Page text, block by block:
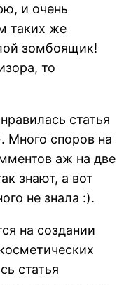
и очень
таких же
зомбоящик!
то
статья
Много споров на
аж на две
знают, а вот
не знала :).
на создании
статья